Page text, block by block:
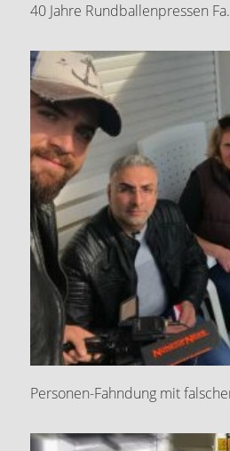
40 Jahre Rundballenpressen
Personen-Fahndung mit